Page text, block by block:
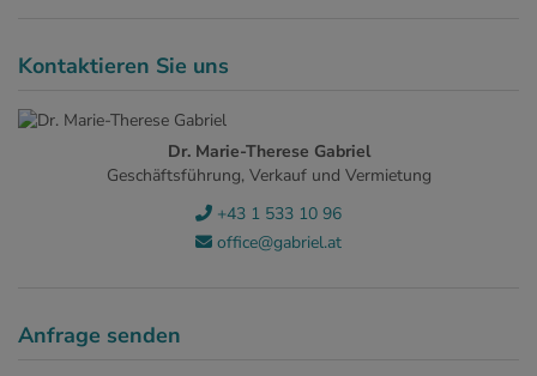
Kontaktieren Sie uns
Dr. Marie-Therese Gabriel
Geschäftsführung, Verkauf und Vermietung
+43 1 533 10 96
office@gabriel.at
Anfrage senden